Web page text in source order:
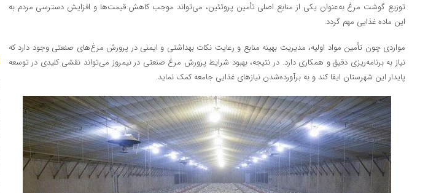
توزیع گوشت مرغ به‌عنوان یکی از منابع اصلی تأمین پروتئین، می‌تواند موجب کاهش قیمت‌ها و افزایش دسترسی مردم به
این ماده غذایی مهم گردد.
مواردی چون تأمین مواد اولیه، مدیریت بهینه منابع و رعایت نکات بهداشتی و ایمنی در پرورش مرغ‌های صنعتی وجود دارد که
نیاز به برنامه‌ریزی دقیق و همکاری دارد. در نتیجه، بهبود شرایط پرورش مرغ صنعتی در نیمروز می‌تواند نقشی کلیدی در توسعه
پایدار این شهرستان ایفا کند و به برآورده‌شدن نیازهای غذایی جامعه کمک نماید.